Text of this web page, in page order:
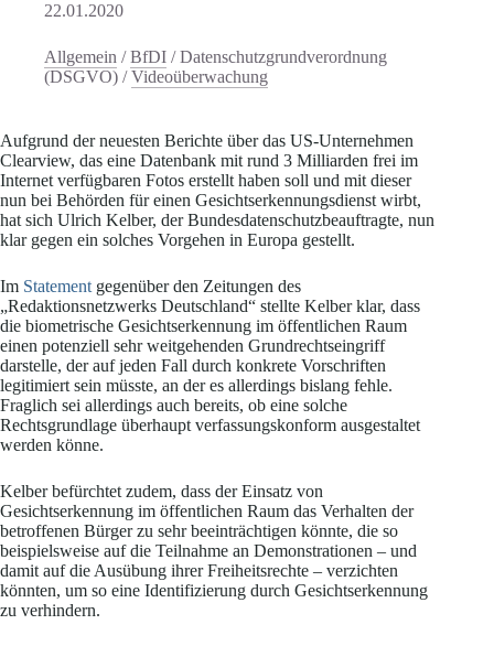
22.01.2020
Allgemein /BfDI /Datenschutzgrundverordnung
(DSGVO) /Videoüberwachung
Aufgrund der neuesten Berichte über das US-Unternehmen
Clearview, das eine Datenbank mit rund 3 Milliarden frei im
Internet verfügbaren Fotos erstellt haben soll und mit dieser
nun bei Behörden für einen Gesichtserkennungsdienst wirbt,
hat sich Ulrich Kelber, der Bundesdatenschutzbeauftragte, nun
klar gegen ein solches Vorgehen in Europa gestellt.
Im Statement gegenüber den Zeitungen des
„Redaktionsnetzwerks Deutschland“ stellte Kelber klar, dass
die biometrische Gesichtserkennung im öffentlichen Raum
einen potenziell sehr weitgehenden Grundrechtseingriff
darstelle, der auf jeden Fall durch konkrete Vorschriften
legitimiert sein müsste, an der es allerdings bislang fehle.
Fraglich sei allerdings auch bereits, ob eine solche
Rechtsgrundlage überhaupt verfassungskonform ausgestaltet
werden könne.
Kelber befürchtet zudem, dass der Einsatz von
Gesichtserkennung im öffentlichen Raum das Verhalten der
betroffenen Bürger zu sehr beeinträchtigen könnte, die so
beispielsweise auf die Teilnahme an Demonstrationen – und
damit auf die Ausübung ihrer Freiheitsrechte – verzichten
könnten, um so eine Identifizierung durch Gesichtserkennung
zu verhindern.